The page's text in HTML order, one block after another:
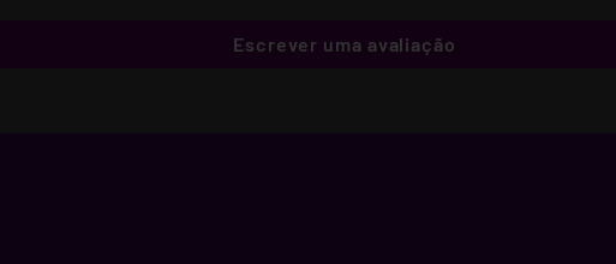
Escrever uma avaliação